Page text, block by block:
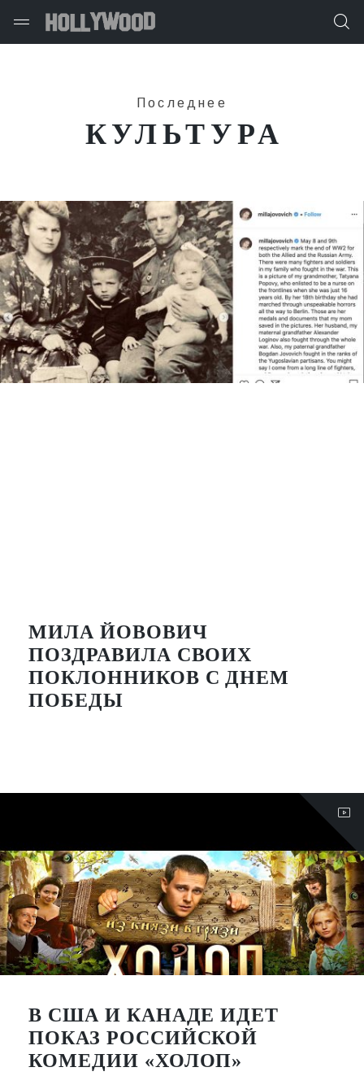
Последнее
КУЛЬТУРА
МИЛА ЙОВОВИЧ
ПОЗДРАВИЛА СВОИХ
ПОКЛОННИКОВ С ДНЕМ
ПОБЕДЫ
В США И КАНАДЕ ИДЕТ
ПОКАЗ РОССИЙСКОЙ
КОМЕДИИ «ХОЛОП»